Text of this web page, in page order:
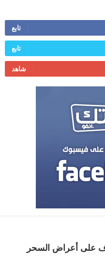
تابع
تابع
شاهد
على أعراض السحر